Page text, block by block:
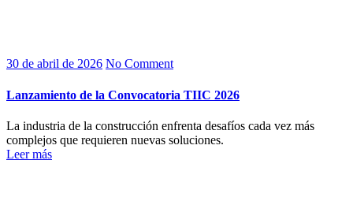
30 de abril de 2026 No Comment
Lanzamiento de la Convocatoria TIIC 2026
La industria de la construcción enfrenta desafíos cada vez más
complejos que requieren nuevas soluciones.
Leer más